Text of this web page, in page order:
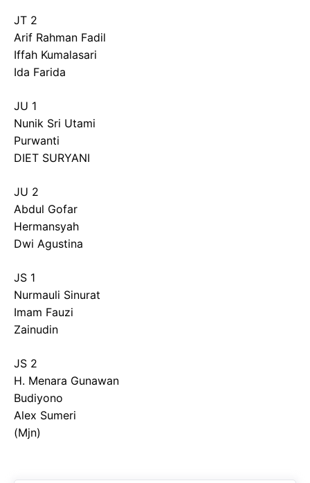
JT 2
Arif Rahman Fadil
Iffah Kumalasari
Ida Farida
JU 1
Nunik Sri Utami
Purwanti
DIET SURYANI
JU 2
Abdul Gofar
Hermansyah
Dwi Agustina
JS 1
Nurmauli Sinurat
Imam Fauzi
Zainudin
JS 2
H. Menara Gunawan
Budiyono
Alex Sumeri
(Mjn)